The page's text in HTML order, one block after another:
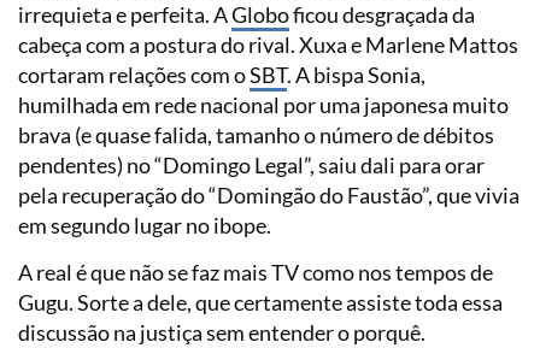
irrequieta e perfeita. AGloboficou desgraçada da
cabeça com a postura do rival. Xuxa e Marlene Mattos
cortaram relações com oSBT. A bispa Sonia,
humilhada em rede nacional por uma japonesa muito
brava (e quase falida, tamanho o número de débitos
pendentes) no “Domingo Legal”, saiu dali para orar
pela recuperação do “Domingão do Faustão”, que vivia
em segundo lugar no ibope.
A real é que não se faz mais TV como nos tempos de
Gugu. Sorte a dele, que certamente assiste toda essa
discussão na justiça sem entender o porquê.